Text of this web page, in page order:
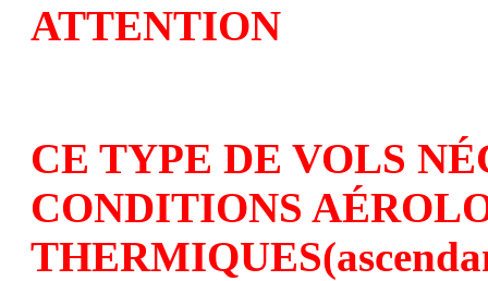
ATTENTION
CE TYPE DE VOLS
CONDITIONS
THERMIQUES